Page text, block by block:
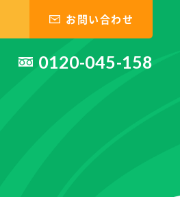
お問い合わせ
0120-045-158